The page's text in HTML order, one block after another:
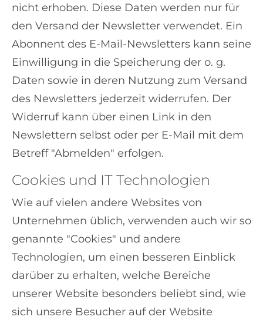
nicht erhoben. Diese Daten werden nur für
den Versand der Newsletter verwendet. Ein
Abonnent des E-Mail-Newsletters kann seine
Einwilligung in die Speicherung der o. g.
Daten sowie in deren Nutzung zum Versand
des Newsletters jederzeit widerrufen. Der
Widerruf kann über einen Link in den
Newslettern selbst oder per E-Mail mit dem
Betreff "Abmelden" erfolgen.
Cookies und IT Technologien
Wie auf vielen andere Websites von
Unternehmen üblich, verwenden auch wir so
genannte "Cookies" und andere
Technologien, um einen besseren Einblick
darüber zu erhalten, welche Bereiche
unserer Website besonders beliebt sind, wie
sich unsere Besucher auf der Website